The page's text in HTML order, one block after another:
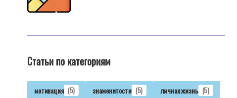
Статьи по категориям
мотивация (5) знаменитости (5) личная жизнь (5)